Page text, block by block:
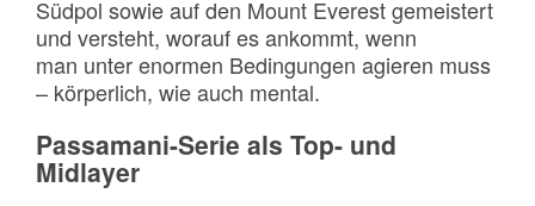
Südpol sowie auf den Mount Everest gemeistert
und versteht, worauf es ankommt, wenn
man unter enormen Bedingungen agieren muss
– körperlich, wie auch mental.
Passamani-Serie als Top- und
Midlayer